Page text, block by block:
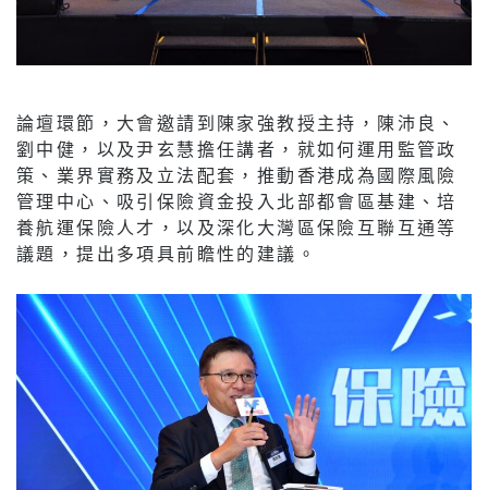
論壇環節，大會邀請到陳家強教授主持，陳沛良、
劉中健，以及尹玄慧擔任講者，就如何運用監管政
策、業界實務及立法配套，推動香港成為國際風險
管理中心、吸引保險資金投入北部都會區基建、培
養航運保險人才，以及深化大灣區保險互聯互通等
議題，提出多項具前瞻性的建議。